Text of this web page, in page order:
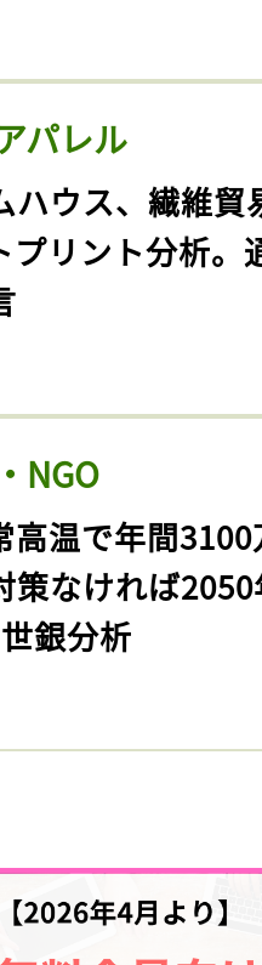
パレル
ハウス、繊維貿
プリント分析。
NGO
高温で年間
策なければ
銀分析